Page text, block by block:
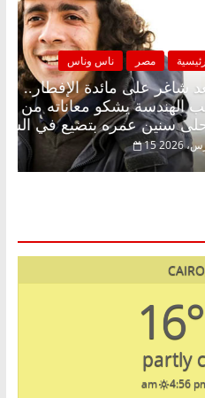
الرئيسية
مقعد
طالب
أحلى سنين عمره بتضيع في السجن
15 مارس، 2026
زينة رمضان.. د.
انتظار حلم
16°
partly
4:56